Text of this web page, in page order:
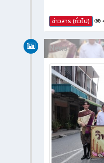
ข่าวสาร (ทั่วไป)
News